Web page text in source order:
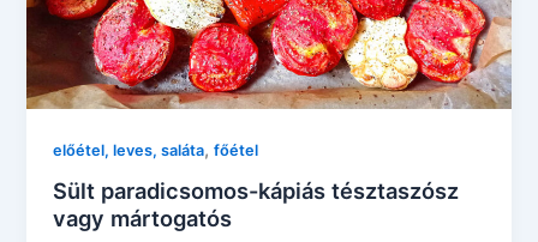
előétel, leves, saláta,főétel
Sült paradicsomos-kápiás tésztaszósz
vagy mártogatós